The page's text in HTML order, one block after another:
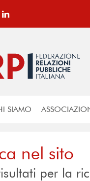
SIAMO
nel sito
per la